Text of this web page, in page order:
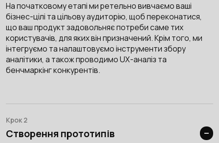
На початковому етапі ми ретельно вивчаємо ваші
бізнес-цілі та цільову аудиторію, щоб переконатися,
що ваш продукт задовольняє потреби саме тих
користувачів, для яких він призначений. Крім того, ми
інтегруємо та налаштовуємо інструменти збору
аналітики, а також проводимо UX-аналіз та
бенчмаркінг конкурентів.
Крок 2
Створення прототипів